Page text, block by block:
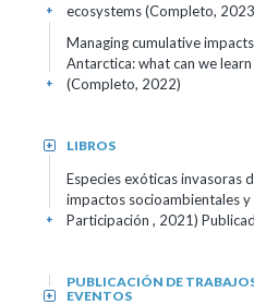
ecosystems (Completo,
+
Managing cumulative
Antarctica: what can we
(Completo, 2022)
+
LIBROS
+
Especies exóticas invasoras
impactos socioambientales
Participación , 2021)
+
PUBLICACIÓN DE
EVENTOS
+